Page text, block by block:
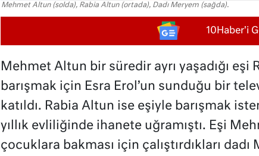
Mehmet Altun (solda), Rabia Altun (ortada), Dadı Meryem (sağda).
10Haber'i
Mehmet Altun bir süredir ayrı yaşadığı eşi
barışmak için Esra Erol’un sunduğu bir
katıldı. Rabia Altun ise eşiyle barışmak
yıllık evliliğinde ihanete uğramıştı. Eşi
çocuklara bakması için çalıştırdıkları dadı